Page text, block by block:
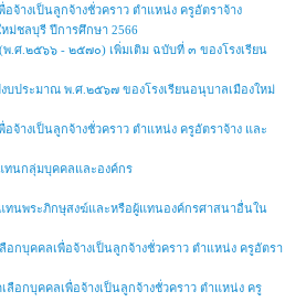
จ้างเป็นลูกจ้างชั่วคราว ตำแหน่ง ครูอัตราจ้าง
ม่ชลบุรี ปีการศึกษา 2566
.ศ.๒๕๖๖ - ๒๕๗๐) เพิ่มเติม ฉบับที่ ๓ ของโรงเรียน
บประมาณ พ.ศ.๒๕๖๗ ของโรงเรียนอนุบาลเมืองใหม่
จ้างเป็นลูกจ้างชั่วคราว ตำแหน่ง ครูอัตราจ้าง และ
ทนกลุ่มบุคคลและองค์กร
ทนพระภิกษุสงฆ์และหรือผู้แทนองค์กรศาสนาอื่นใน
อกบุคคลเพื่อจ้างเป็นลูกจ้างชั่วคราว ตำแหน่ง ครูอัตรา
ลือกบุคคลเพื่อจ้างเป็นลูกจ้างชั่วคราว ตำแหน่ง ครู